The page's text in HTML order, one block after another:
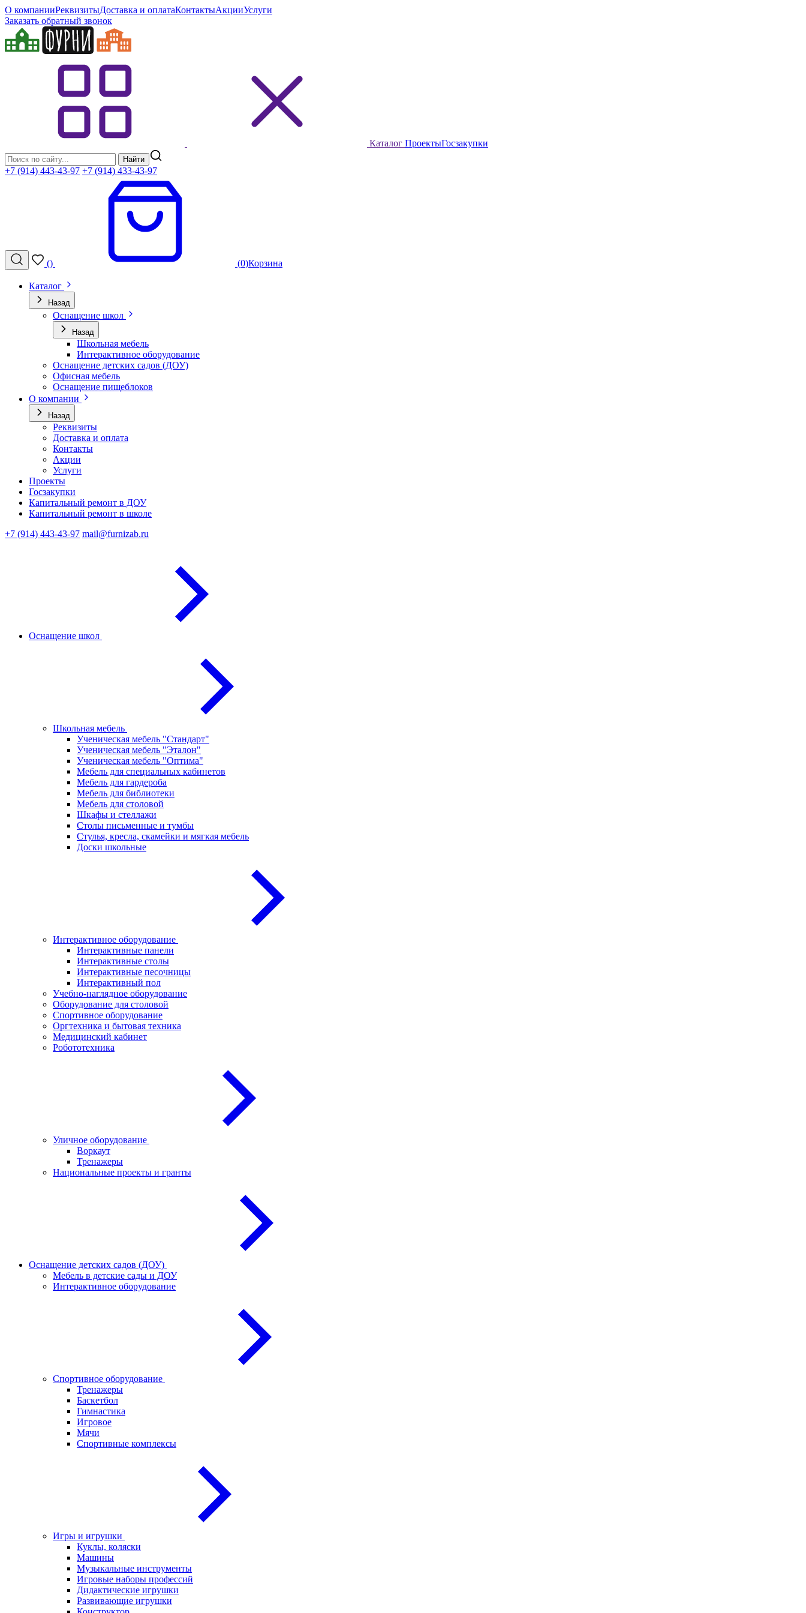
О компанииРеквизитыДоставка и оплатаКонтактыАкцииУслуги
Заказать обратный звонок
Каталог ПроектыГосзакупки
Найти
+7 (914) 443-43-97 +7 (914) 433-43-97
() (0)Корзина
Каталог
Назад
Оснащение школ
Назад
Школьная мебель
Интерактивное оборудование
Оснащение детских садов (ДОУ)
Офисная мебель
Оснащение пищеблоков
О компании
Назад
Реквизиты
Доставка и оплата
Контакты
Акции
Услуги
Проекты
Госзакупки
Капитальный ремонт в ДОУ
Капитальный ремонт в школе
+7 (914) 443-43-97 mail@furnizab.ru
Оснащение школ
Школьная мебель
Ученическая мебель "Стандарт"
Ученическая мебель "Эталон"
Ученическая мебель "Оптима"
Мебель для специальных кабинетов
Мебель для гардероба
Мебель для библиотеки
Мебель для столовой
Шкафы и стеллажи
Столы письменные и тумбы
Стулья, кресла, скамейки и мягкая мебель
Доски школьные
Интерактивное оборудование
Интерактивные панели
Интерактивные столы
Интерактивные песочницы
Интерактивный пол
Учебно-наглядное оборудование
Оборудование для столовой
Спортивное оборудование
Оргтехника и бытовая техника
Медицинский кабинет
Робототехника
Уличное оборудование
Воркаут
Тренажеры
Национальные проекты и гранты
Оснащение детских садов (ДОУ)
Мебель в детские сады и ДОУ
Интерактивное оборудование
Спортивное оборудование
Тренажеры
Баскетбол
Гимнастика
Игровое
Мячи
Спортивные комплексы
Игры и игрушки
Куклы, коляски
Машины
Музыкальные инструменты
Игровые наборы профессий
Дидактические игрушки
Развивающие игрушки